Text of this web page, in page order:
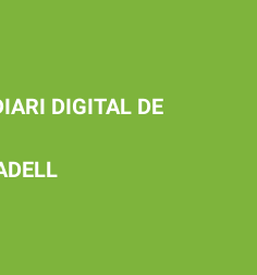
DIGITAL DE